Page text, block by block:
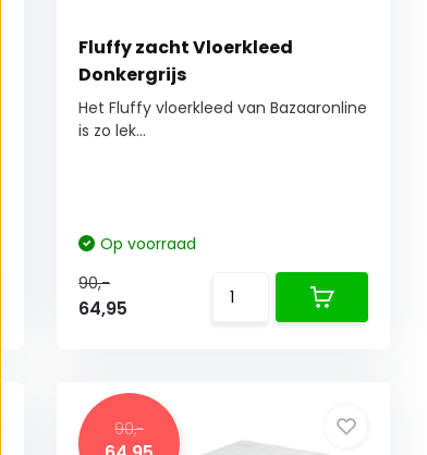
Fluffy zacht Vloerkleed
Donkergrijs
Het Fluffy vloerkleed van Bazaaronline
is zo lek...
Op voorraad
90,-
64,95
90,-